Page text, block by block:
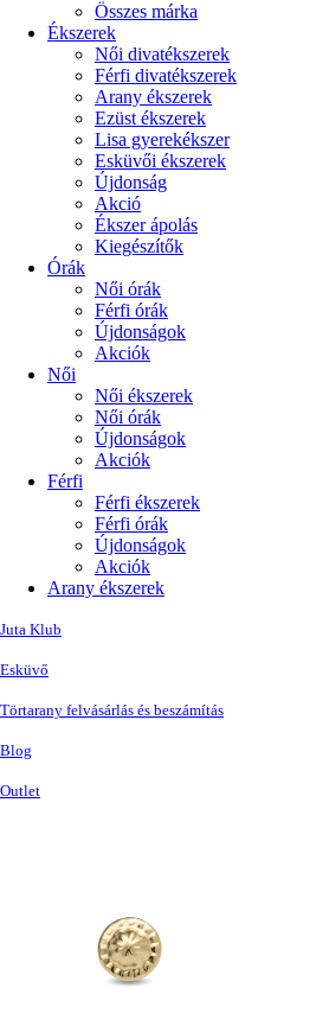
Összes márka
Ékszerek
Női divatékszerek
Férfi divatékszerek
Arany ékszerek
Ezüst ékszerek
Lisa gyerekékszer
Esküvői ékszerek
Újdonság
Akció
Ékszer ápolás
Kiegészítők
Órák
Női órák
Férfi órák
Újdonságok
Akciók
Női
Női ékszerek
Női órák
Újdonságok
Akciók
Férfi
Férfi ékszerek
Férfi órák
Újdonságok
Akciók
Arany ékszerek
Juta Klub
Esküvő
Törtarany felvásárlás és beszámítás
Blog
Outlet